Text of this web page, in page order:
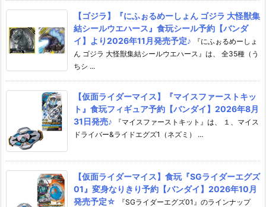
【ゴジラ】『にふぉるめーしょん ゴジラ 大怪獣集
結シールウエハース』食玩シール予約【バンダ
イ】より2026年11月発売予定♪
『にふぉるめーしょ
ん ゴジラ 大怪獣集結シールウエハース』は、 全35種（う
ちシ ...
【仮面ライダーマイス】『マイスファーストキッ
ト』食玩フィギュア予約【バンダイ】2026年8月
31日発売♪
『マイスファーストキット』は、 １、マイス
ドライバー&ライドエグズ1（ネズミ） ...
【仮面ライダーマイス】食玩『SGライダーエグズ
01』変身なりきり予約【バンダイ】2026年10月
発売予定☆
『SGライダーエグズ01』のラインナップ